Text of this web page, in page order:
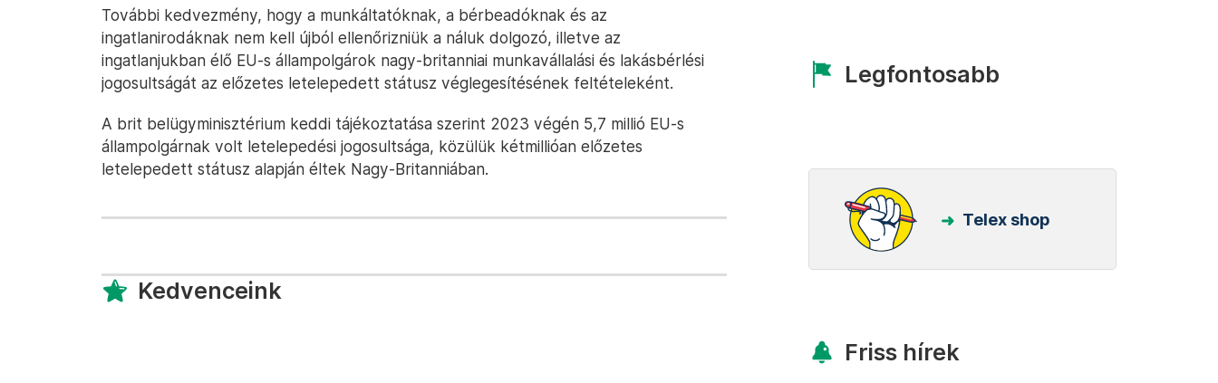
További kedvezmény, hogy a munkáltatóknak, a bérbeadóknak és az
ingatlanirodáknak nem kell újból ellenőrizniük a náluk dolgozó, illetve az
ingatlanjukban élő EU-s állampolgárok nagy-britanniai munkavállalási és lakásbérlési
jogosultságát az előzetes letelepedett státusz véglegesítésének feltételeként.
A brit belügyminisztérium keddi tájékoztatása szerint 2023 végén 5,7 millió EU-s
állampolgárnak volt letelepedési jogosultsága, közülük kétmillióan előzetes
letelepedett státusz alapján éltek Nagy-Britanniában.
Kedvenceink
Legfontosabb
Telex shop
Friss hírek